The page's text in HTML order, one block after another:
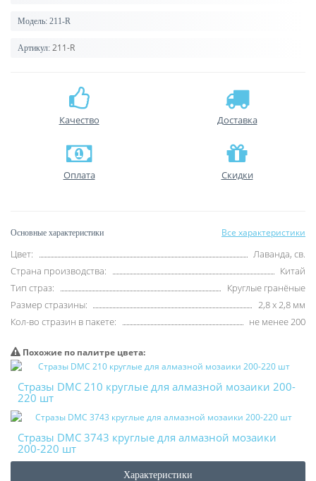
Модель: 211-R
Артикул: 211-R
Качество Доставка
Оплата Скидки
Основные характеристики Все характеристики
Цвет:
Лаванда, св.
Страна производства:
Китай
Тип страз:
Круглые гранёные
Размер стразины:
2,8 х 2,8 мм
Кол-во стразин в пакете:
не менее 200
Похожие по палитре цвета:
Стразы DMC 210 круглые для алмазной мозаики 200-
220 шт
Стразы DMC 3743 круглые для алмазной мозаики
200-220 шт
Характеристики